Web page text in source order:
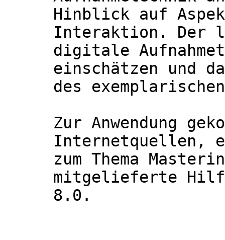
Hinblick auf
Interaktion. Der
digitale
einschätzen und
des
Zur Anwendung
Internetquellen,
zum Thema
mitgelieferte
8.0.